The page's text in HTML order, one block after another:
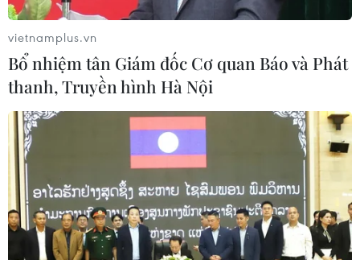
Phim tài liệu về sự sống và cái chết dưới
góc nhìn của Phật giáo
30/12/2020 07:30
"Bardo-màu nhiệm sự sống và cái chết" lan tỏa những
giá trị cao đẹp của giáo lý Phật giáo với đời sống xã hội
hiện đại, giúp khán giả hiểu biết, bình thản đối diện với
quy luật tự nhiên.
vietnamplus.vn
Bổ nhiệm tân Giám đốc Cơ quan Báo và Phát
thanh, Truyền hình Hà Nội